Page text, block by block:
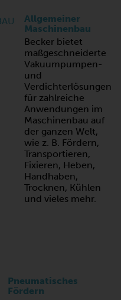
Allgemeiner
Maschinenbau
Becker bietet
maßgeschneiderte
Vakuumpumpen-
und
Verdichterlösungen
für zahlreiche
Anwendungen im
Maschinenbau auf
der ganzen Welt,
wie z. B. Fördern,
Transportieren,
Fixieren, Heben,
Handhaben,
Trocknen, Kühlen
und vieles mehr.
Pneumatisches
Fördern